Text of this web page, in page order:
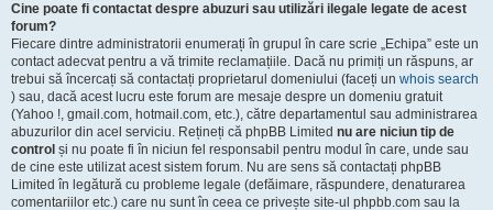
Cine poate fi contactat despre abuzuri sau utilizări ilegale legate de acest
forum?
Fiecare dintre administratorii enumerați în grupul în care scrie „Echipa” este un
contact adecvat pentru a vă trimite reclamațiile. Dacă nu primiți un răspuns, ar
trebui să încercați să contactați proprietarul domeniului (faceți un whois search
) sau, dacă acest lucru este forum are mesaje despre un domeniu gratuit
(Yahoo !, gmail.com, hotmail.com, etc.), către departamentul sau administrarea
abuzurilor din acel serviciu. Rețineți că phpBB Limited nu are niciun tip de
control și nu poate fi în niciun fel responsabil pentru modul în care, unde sau
de cine este utilizat acest sistem forum. Nu are sens să contactați phpBB
Limited în legătură cu probleme legale (defăimare, răspundere, denaturarea
comentariilor etc.) care nu sunt în ceea ce privește site-ul phpbb.com sau la